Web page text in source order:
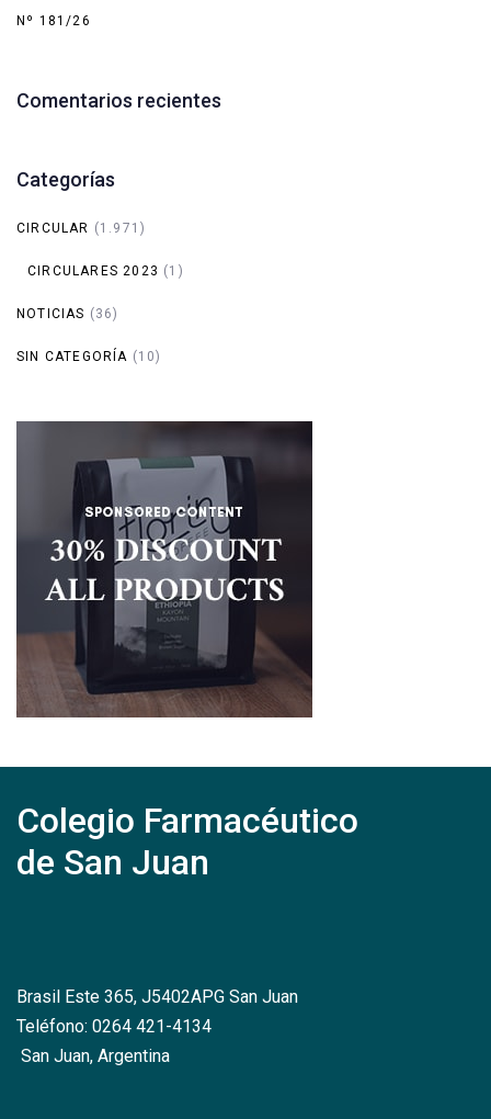
Nº 181/26
Comentarios recientes
Categorías
CIRCULAR (1.971)
CIRCULARES 2023 (1)
NOTICIAS (36)
SIN CATEGORÍA (10)
Colegio Farmacéutico
de San Juan
Brasil Este 365, J5402APG San Juan
Teléfono: 0264 421-4134
San Juan, Argentina